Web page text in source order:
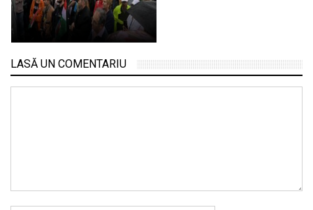
LASĂ UN COMENTARIU